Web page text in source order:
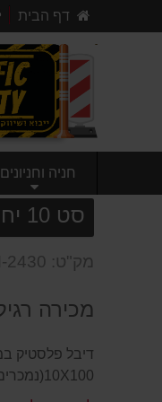
דף הבית
חניה וחניונים
סט 10 יח' דיבל להתקנות
מק"ט: AM-2430
מכירה
10X100(נמכרים בנפרד) לאחיזת עמודי סימון ועמידה בפני זעזועים ומשיכה.